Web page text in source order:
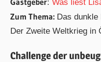
:Was liest
Zum Thema: Das dunkle
Der Zweite Weltkrieg in
Challenge der